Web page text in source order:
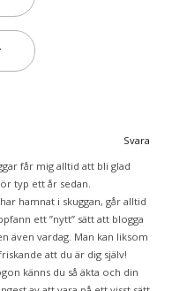
Svara
får mig alltid att bli glad
typ ett år sedan.
hamnat i skuggan, går alltid
ett ”nytt” sätt att blogga
även vardag. Man kan liksom
att du är dig själv!
känns du så äkta och din